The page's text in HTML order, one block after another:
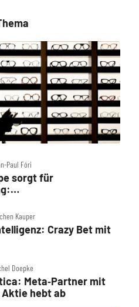
Paul Fóri
sorgt für
Kauper
Crazy Bet mit
Doepke
Meta‑Partner mit
Aktie hebt ab